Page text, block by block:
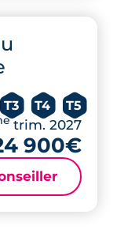
T3 T4 T5
trim. 2027
900€